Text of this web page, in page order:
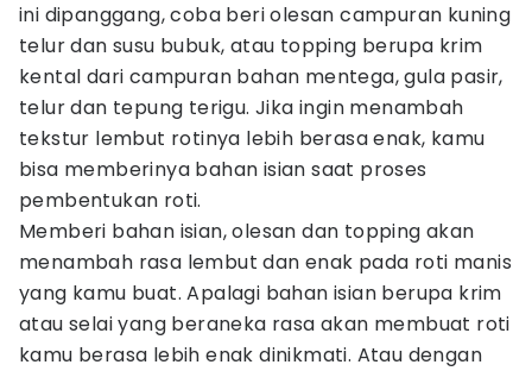
ini dipanggang, coba beri olesan campuran kuning
telur dan susu bubuk, atau topping berupa krim
kental dari campuran bahan mentega, gula pasir,
telur dan tepung terigu. Jika ingin menambah
tekstur lembut rotinya lebih berasa enak, kamu
bisa memberinya bahan isian saat proses
pembentukan roti.
Memberi bahan isian, olesan dan topping akan
menambah rasa lembut dan enak pada roti manis
yang kamu buat. Apalagi bahan isian berupa krim
atau selai yang beraneka rasa akan membuat roti
kamu berasa lebih enak dinikmati. Atau dengan